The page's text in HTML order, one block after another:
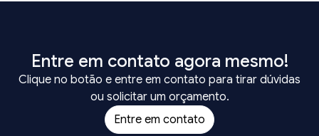
Entre em contato agora mesmo!
Clique no botão e entre em contato para tirar dúvidas
ou solicitar um orçamento.
Entre em contato